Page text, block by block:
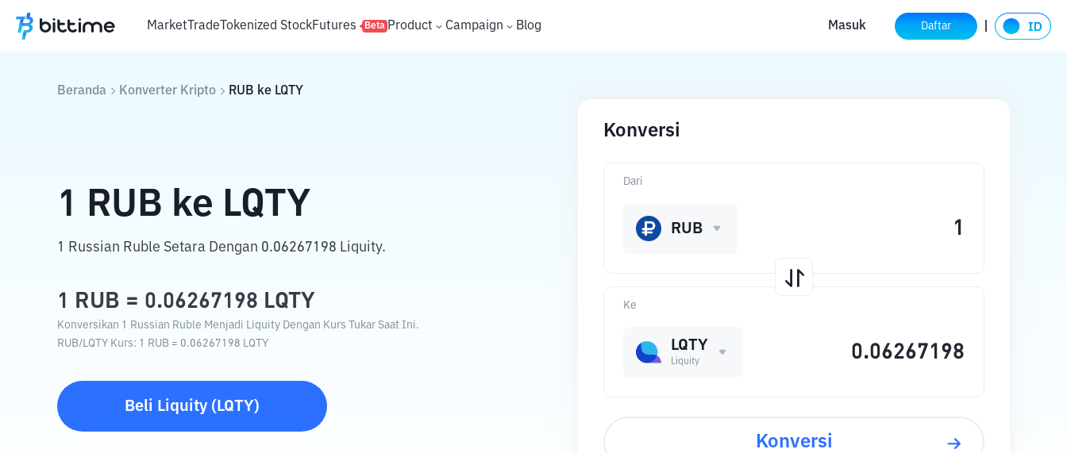
MarketTradeTokenized StockFutures Beta Product Campaign Blog Masuk Daftar
Beranda Konverter Kripto RUB ke LQTY
1 RUB ke LQTY
1 Russian Ruble Setara Dengan 0.06267198 Liquity.
1 RUB = 0.06267198 LQTY
Konversikan 1 Russian Ruble Menjadi Liquity Dengan Kurs Tukar Saat Ini.
RUB/LQTY Kurs: 1 RUB = 0.06267198 LQTY
Beli Liquity( LQTY)
Konversi
Ke
LQTY
Liquity
Dari
RUB
Konversi